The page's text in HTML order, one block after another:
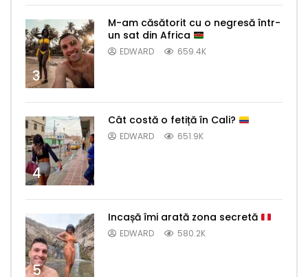
3
M-am căsătorit cu o negresă într-
un sat din Africa
EDWARD 659.4K
4
Cât costă o fetiță în Cali?
EDWARD 651.9K
5
Incașă îmi arată zona secretă
EDWARD 580.2K